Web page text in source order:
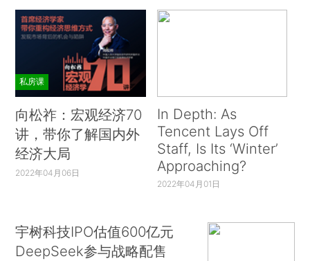
私房课
向松祚：宏观经济70
讲，带你了解国内外
经济大局
2022年04月06日
In Depth: As
Tencent Lays Off
Staff, Is Its ‘Winter’
Approaching?
2022年04月01日
宇树科技IPO估值600亿元
DeepSeek参与战略配售